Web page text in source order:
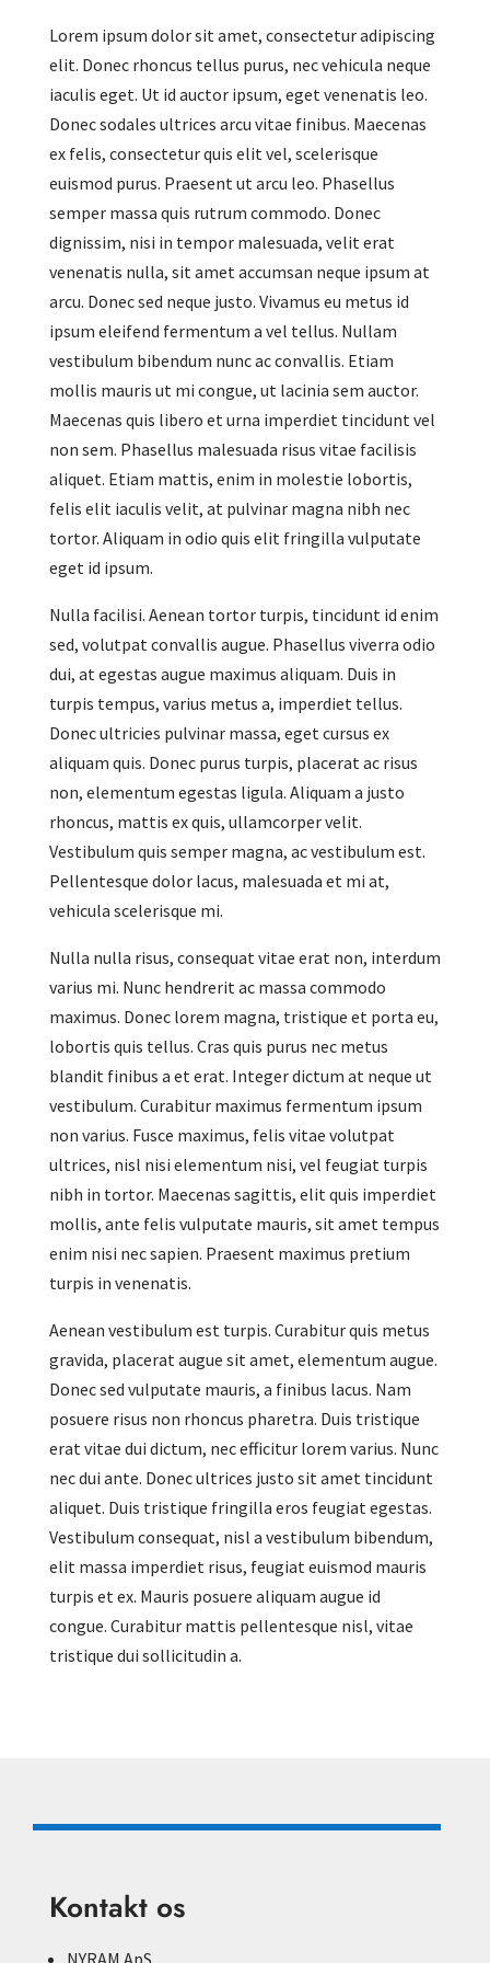
Lorem ipsum dolor sit amet, consectetur adipiscing
elit. Donec rhoncus tellus purus, nec vehicula neque
iaculis eget. Ut id auctor ipsum, eget venenatis leo.
Donec sodales ultrices arcu vitae finibus. Maecenas
ex felis, consectetur quis elit vel, scelerisque
euismod purus. Praesent ut arcu leo. Phasellus
semper massa quis rutrum commodo. Donec
dignissim, nisi in tempor malesuada, velit erat
venenatis nulla, sit amet accumsan neque ipsum at
arcu. Donec sed neque justo. Vivamus eu metus id
ipsum eleifend fermentum a vel tellus. Nullam
vestibulum bibendum nunc ac convallis. Etiam
mollis mauris ut mi congue, ut lacinia sem auctor.
Maecenas quis libero et urna imperdiet tincidunt vel
non sem. Phasellus malesuada risus vitae facilisis
aliquet. Etiam mattis, enim in molestie lobortis,
felis elit iaculis velit, at pulvinar magna nibh nec
tortor. Aliquam in odio quis elit fringilla vulputate
eget id ipsum.
Nulla facilisi. Aenean tortor turpis, tincidunt id enim
sed, volutpat convallis augue. Phasellus viverra odio
dui, at egestas augue maximus aliquam. Duis in
turpis tempus, varius metus a, imperdiet tellus.
Donec ultricies pulvinar massa, eget cursus ex
aliquam quis. Donec purus turpis, placerat ac risus
non, elementum egestas ligula. Aliquam a justo
rhoncus, mattis ex quis, ullamcorper velit.
Vestibulum quis semper magna, ac vestibulum est.
Pellentesque dolor lacus, malesuada et mi at,
vehicula scelerisque mi.
Nulla nulla risus, consequat vitae erat non, interdum
varius mi. Nunc hendrerit ac massa commodo
maximus. Donec lorem magna, tristique et porta eu,
lobortis quis tellus. Cras quis purus nec metus
blandit finibus a et erat. Integer dictum at neque ut
vestibulum. Curabitur maximus fermentum ipsum
non varius. Fusce maximus, felis vitae volutpat
ultrices, nisl nisi elementum nisi, vel feugiat turpis
nibh in tortor. Maecenas sagittis, elit quis imperdiet
mollis, ante felis vulputate mauris, sit amet tempus
enim nisi nec sapien. Praesent maximus pretium
turpis in venenatis.
Aenean vestibulum est turpis. Curabitur quis metus
gravida, placerat augue sit amet, elementum augue.
Donec sed vulputate mauris, a finibus lacus. Nam
posuere risus non rhoncus pharetra. Duis tristique
erat vitae dui dictum, nec efficitur lorem varius. Nunc
nec dui ante. Donec ultrices justo sit amet tincidunt
aliquet. Duis tristique fringilla eros feugiat egestas.
Vestibulum consequat, nisl a vestibulum bibendum,
elit massa imperdiet risus, feugiat euismod mauris
turpis et ex. Mauris posuere aliquam augue id
congue. Curabitur mattis pellentesque nisl, vitae
tristique dui sollicitudin a.
Kontakt os
NYRAM ApS